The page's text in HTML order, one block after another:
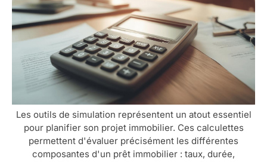
Les outils de simulation représentent un atout essentiel
pour planifier son projet immobilier. Ces calculettes
permettent d'évaluer précisément les différentes
composantes d'un prêt immobilier : taux, durée,